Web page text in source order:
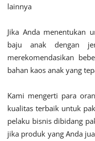
lainnya
Jika Anda menentukan
baju anak dengan
merekomendasikan
bahan kaos anak yang
Kami mengerti para
kualitas terbaik untuk
pelaku bisnis dibidang
jika produk yang Anda